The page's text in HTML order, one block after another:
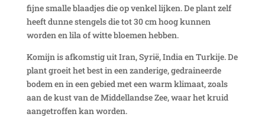
fijne smalle blaadjes die op venkel lijken. De plant zelf
heeft dunne stengels die tot 30 cm hoog kunnen
worden en lila of witte bloemen hebben.
Komijn is afkomstig uit Iran, Syrië, India en Turkije. De
plant groeit het best in een zanderige, gedraineerde
bodem en in een gebied met een warm klimaat, zoals
aan de kust van de Middellandse Zee, waar het kruid
aangetroffen kan worden.